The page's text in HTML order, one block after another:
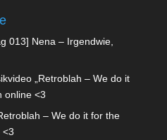
013] Nena – Irgendwie,
„Retroblah – We do it
online <3
– We do it for the
<3